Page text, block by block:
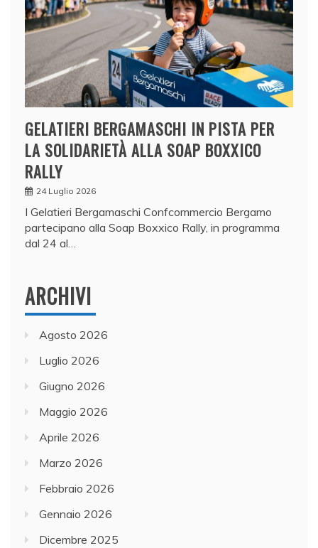
GELATIERI BERGAMASCHI IN PISTA PER
LA SOLIDARIETÀ ALLA SOAP BOXXICO
RALLY
24 Luglio 2026
I Gelatieri Bergamaschi Confcommercio Bergamo
partecipano alla Soap Boxxico Rally, in programma
dal 24 al…
ARCHIVI
Agosto 2026
Luglio 2026
Giugno 2026
Maggio 2026
Aprile 2026
Marzo 2026
Febbraio 2026
Gennaio 2026
Dicembre 2025